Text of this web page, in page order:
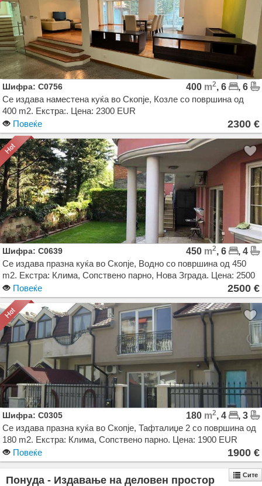
Шифра: C0756 400 m2, 6
, 6
Се издава наместена куќа во Скопје, Козле со површина од
400 m2. Екстра:. Цена: 2300 EUR
Повеќе
2300 €
Шифра: C0639 450 m2, 6
, 4
Се издава празна куќа во Скопје, Водно со површина од 450
m2. Екстра: Клима, Сопствено парно, Нова Зграда. Цена: 2500
EURПовеќе 2500 €
Шифра: C0305 180 m2, 4
, 3
Се издава празна куќа во Скопје, Тафталиџе 2 со површина од
180 m2. Екстра: Клима, Сопствено парно. Цена: 1900 EUR
Повеќе
1900 €
Понуда - Издавање на деловен простор Сите